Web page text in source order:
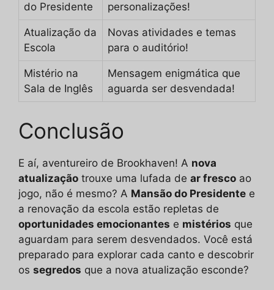
do Presidente
personalizações!
Atualização da
Escola
Novas atividades e temas
para o auditório!
Mistério na
Sala de Inglês
Mensagem enigmática que
aguarda ser desvendada!
Conclusão
E aí, aventureiro de Brookhaven! A nova
atualização trouxe uma lufada de ar fresco ao
jogo, não é mesmo? A Mansão do Presidente e
a renovação da escola estão repletas de
oportunidades emocionantes e mistérios que
aguardam para serem desvendados. Você está
preparado para explorar cada canto e descobrir
os segredos que a nova atualização esconde?